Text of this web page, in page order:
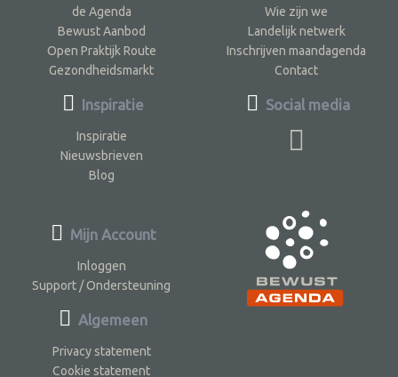
de Agenda
Bewust Aanbod
Open Praktijk Route
Gezondheidsmarkt
Inspiratie
Inspiratie
Nieuwsbrieven
Blog
Wie zijn we
Landelijk netwerk
Inschrijven maandagenda
Contact
Social media
Mijn Account
Inloggen
Support / Ondersteuning
Algemeen
Privacy statement
Cookie statement